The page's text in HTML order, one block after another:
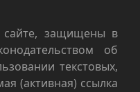
сайте, защищены в
об
текстовых,
(активная) ссылка